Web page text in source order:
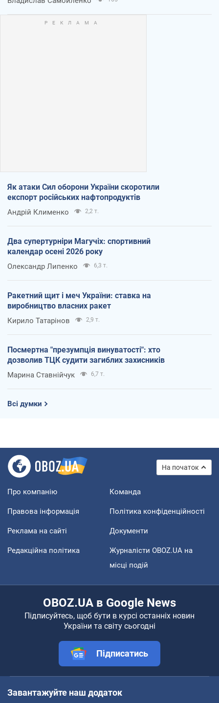
Як атаки Сил оборони України скоротили
експорт російських нафтопродуктів
Андрій Клименко 2,2 т.
Два супертурніри Магучіх: спортивний
календар осені 2026 року
Олександр Липенко 6,3 т.
Ракетний щит і меч України: ставка на
виробництво власних ракет
Кирило Татарінов 2,9 т.
Посмертна "презумпція винуватості": хто
дозволив ТЦК судити загиблих захисників
Марина Ставнійчук 6,7 т.
Всі думки
На початок
Про компанію Команда
Правова інформація Політика конфіденційності
Реклама на сайті Документи
Редакційна політика
Журналісти OBOZ.UA на
місці подій
OBOZ.UA в Google News
Підписуйтесь, щоб бути в курсі останніх новин
України та світу сьогодні
Підписатись
Завантажуйте наш додаток